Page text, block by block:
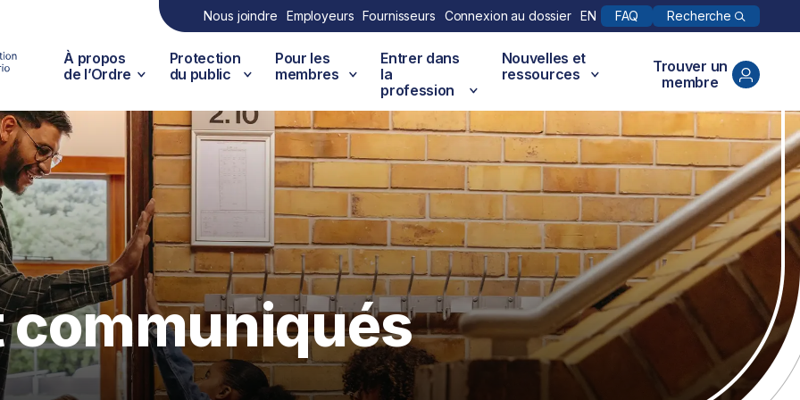
Nous joindre Employeurs Fournisseurs Connexion au dossier EN FAQ Recherche
À propos
de l’Ordre
Protection
du public
Pour les
membres
Entrer dans
la
profession
Nouvelles et
ressources
Trouver un
membre
communiqués